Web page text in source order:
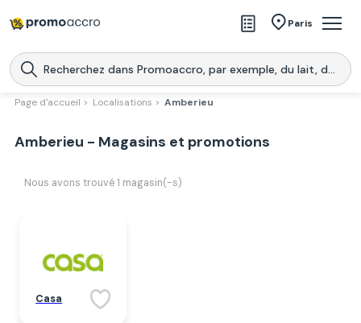
Paris
Magasins
Produits
Promoaccro
l'application
Page d'accueil > Localisations > Amberieu
Amberieu - Magasins et promotions
Nous avons trouvé 1 magasin(-s)
Casa